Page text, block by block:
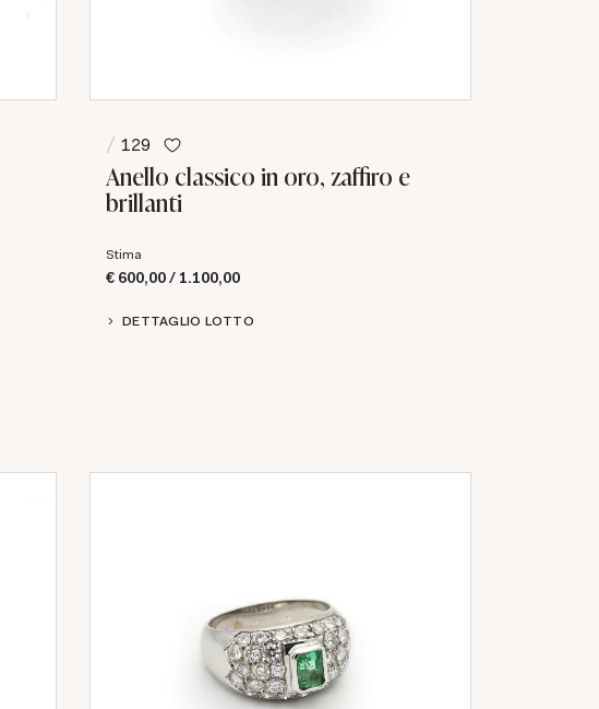
129
Anello classico in oro, zaffiro e
brillanti
Stima
€ 600,00 / 1.100,00
DETTAGLIO LOTTO